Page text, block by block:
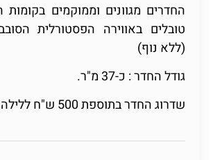
החדרים מגוונים וממוקמים בקומות
טובלים באווירה הפסטורלית
(ללא נוף)
גודל החדר : כ-37 מ"ר.
שדרוג החדר בתוספת 500 ש"ח ללילה.